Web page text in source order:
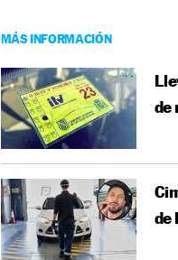
MÁS INFORMACIÓN
de
de